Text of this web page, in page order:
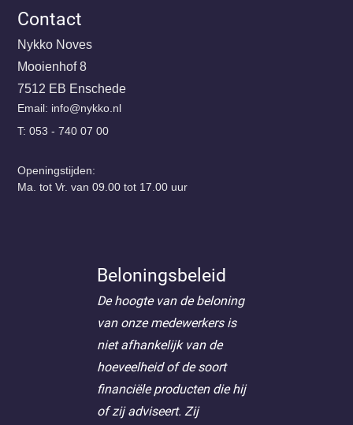
Beloningsbeleid
De hoogte van de beloning
van onze medewerkers is
niet afhankelijk van de
hoeveelheid of de soort
financiële producten die hij
of zij adviseert. Zij
Contact
Nykko Noves
Mooienhof 8
7512 EB Enschede
Email: ln.okkyn
@ofni
T: 053 - 740 07 00
Openingstijden:
Ma. tot Vr. van 09.00 tot 17.00 uur